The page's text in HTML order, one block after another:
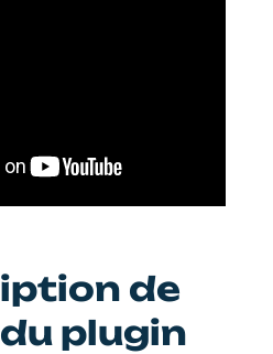
de
plugin